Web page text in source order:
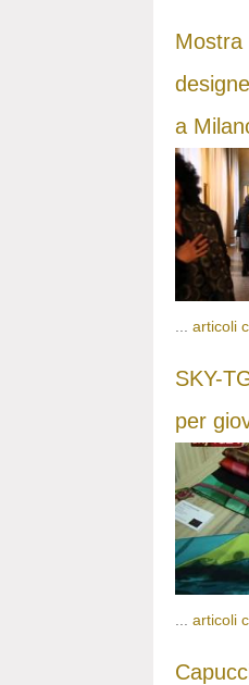
Mostra
a
articoli
SKY-
per
... articoli